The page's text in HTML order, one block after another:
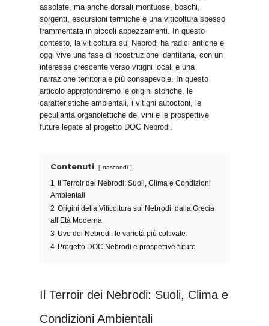
assolate, ma anche dorsali montuose, boschi,
sorgenti, escursioni termiche e una viticoltura spesso
frammentata in piccoli appezzamenti. In questo
contesto, la viticoltura sui Nebrodi ha radici antiche e
oggi vive una fase di ricostruzione identitaria, con un
interesse crescente verso vitigni locali e una
narrazione territoriale più consapevole. In questo
articolo approfondiremo le origini storiche, le
caratteristiche ambientali, i vitigni autoctoni, le
peculiarità organolettiche dei vini e le prospettive
future legate al progetto DOC Nebrodi.
Contenuti nascondi
1
Il Terroir dei Nebrodi: Suoli, Clima e Condizioni
Ambientali
2 Origini della Viticoltura sui Nebrodi: dalla Grecia
all’Età Moderna
3 Uve dei Nebrodi: le varietà più coltivate
4 Progetto DOC Nebrodi e prospettive future
Il Terroir dei Nebrodi: Suoli, Clima e
Condizioni Ambientali